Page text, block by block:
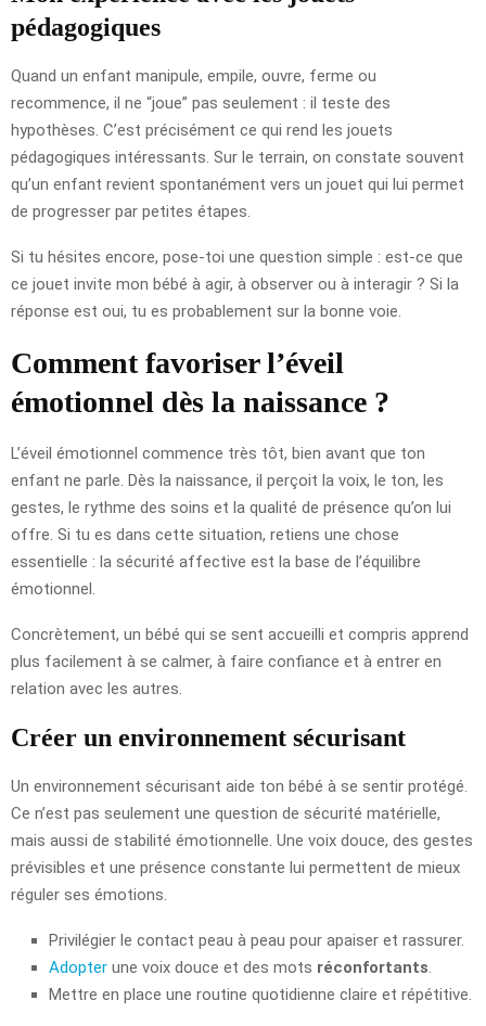
pédagogiques
Quand un enfant manipule, empile, ouvre, ferme ou
recommence, il ne “joue” pas seulement : il teste des
hypothèses. C’est précisément ce qui rend les jouets
pédagogiques intéressants. Sur le terrain, on constate souvent
qu’un enfant revient spontanément vers un jouet qui lui permet
de progresser par petites étapes.
Si tu hésites encore, pose-toi une question simple : est-ce que
ce jouet invite mon bébé à agir, à observer ou à interagir ? Si la
réponse est oui, tu es probablement sur la bonne voie.
Comment favoriser l’éveil
émotionnel dès la naissance ?
L’éveil émotionnel commence très tôt, bien avant que ton
enfant ne parle. Dès la naissance, il perçoit la voix, le ton, les
gestes, le rythme des soins et la qualité de présence qu’on lui
offre. Si tu es dans cette situation, retiens une chose
essentielle : la sécurité affective est la base de l’équilibre
émotionnel.
Concrètement, un bébé qui se sent accueilli et compris apprend
plus facilement à se calmer, à faire confiance et à entrer en
relation avec les autres.
Créer un environnement sécurisant
Un environnement sécurisant aide ton bébé à se sentir protégé.
Ce n’est pas seulement une question de sécurité matérielle,
mais aussi de stabilité émotionnelle. Une voix douce, des gestes
prévisibles et une présence constante lui permettent de mieux
réguler ses émotions.
Privilégier le contact peau à peau pour apaiser et rassurer.
Adopter une voix douce et des mots réconfortants.
Mettre en place une routine quotidienne claire et répétitive.